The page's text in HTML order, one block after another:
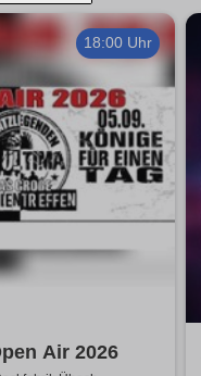
18:00 Uhr
Air 2026